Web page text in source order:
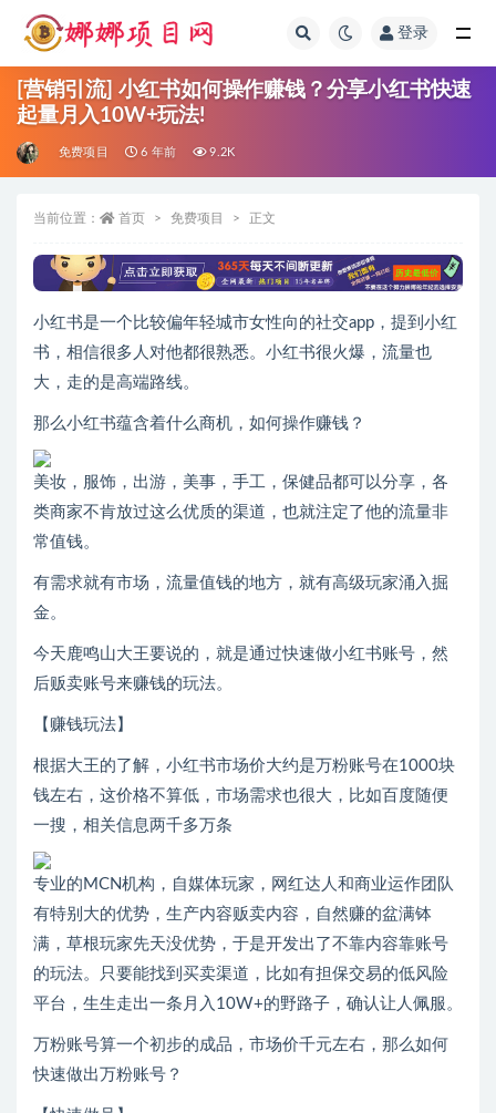
登录
[营销引流] 小红书如何操作赚钱？分享小红书快速
起量月入10W+玩法!
免费项目 6 年前 9.2K
当前位置： 首页 免费项目 正文
小红书是一个比较偏年轻城市女性向的社交app，提到小红
书，相信很多人对他都很熟悉。小红书很火爆，流量也
大，走的是高端路线。
那么小红书蕴含着什么商机，如何操作赚钱？
美妆，服饰，出游，美事，手工，保健品都可以分享，各
类商家不肯放过这么优质的渠道，也就注定了他的流量非
常值钱。
有需求就有市场，流量值钱的地方，就有高级玩家涌入掘
金。
今天鹿鸣山大王要说的，就是通过快速做小红书账号，然
后贩卖账号来赚钱的玩法。
【赚钱玩法】
根据大王的了解，小红书市场价大约是万粉账号在1000块
钱左右，这价格不算低，市场需求也很大，比如百度随便
一搜，相关信息两千多万条
专业的MCN机构，自媒体玩家，网红达人和商业运作团队
有特别大的优势，生产内容贩卖内容，自然赚的盆满钵
满，草根玩家先天没优势，于是开发出了不靠内容靠账号
的玩法。只要能找到买卖渠道，比如有担保交易的低风险
平台，生生走出一条月入10W+的野路子，确认让人佩服。
万粉账号算一个初步的成品，市场价千元左右，那么如何
快速做出万粉账号？